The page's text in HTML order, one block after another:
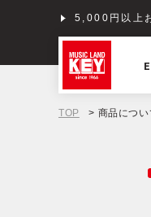
5,000円以上
TOP > 商品につ